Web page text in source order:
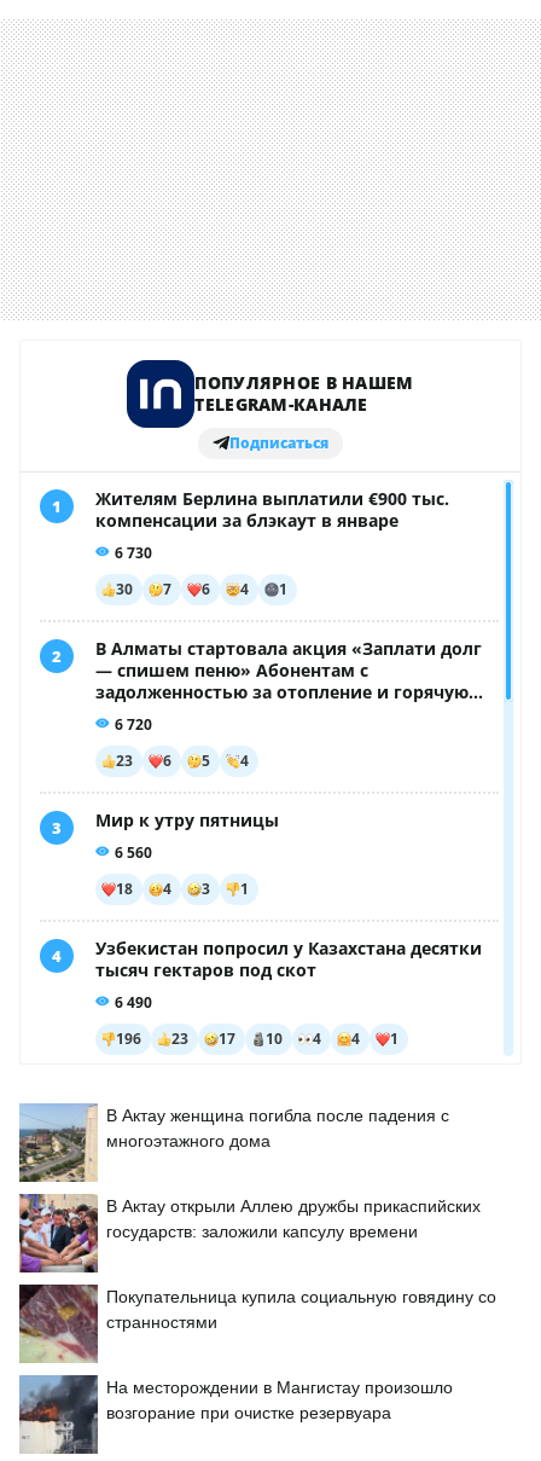
В Актау женщина погибла после падения с
многоэтажного дома
В Актау открыли Аллею дружбы прикаспийских
государств: заложили капсулу времени
Покупательница купила социальную говядину со
странностями
На месторождении в Мангистау произошло
возгорание при очистке резервуара